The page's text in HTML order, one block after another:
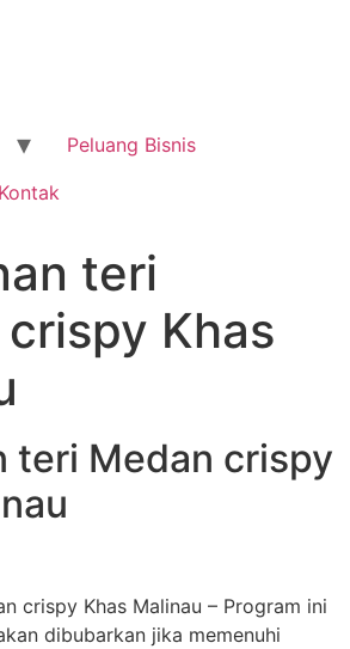
Peluang Bisnis
Kontak
teri
Khas
teri Medan crispy
crispy Khas Malinau – Program ini
dibubarkan jika memenuhi